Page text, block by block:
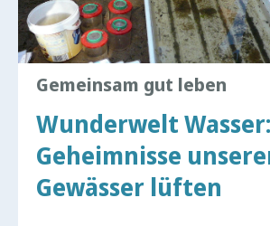
Gemeinsam gut leben
Wunderwelt
Geheimnisse
Gewässer lüften